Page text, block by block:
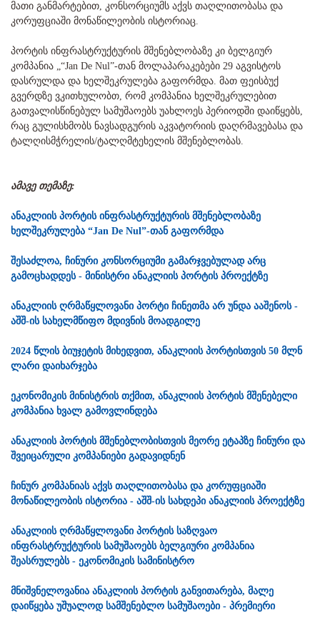
მათი განმარტებით, კონსორციუმს აქვს თაღლითობასა და
კორუფციაში მონაწილეობის ისტორიაც.
პორტის ინფრასტრუქტურის მშენებლობაზე კი ბელგიურ
კომპანია „“Jan De Nul”-თან მოლაპარაკებები 29 აგვისტოს
დასრულდა და ხელშეკრულება გაფორმდა. მათ ფეისბუქ
გვერდზე ვკითხულობთ, რომ კომპანია ხელშეკრულებით
გათვალისწინებულ სამუშაოებს უახლოეს პერიოდში დაიწყებს,
რაც გულისხმობს ნავსადგურის აკვატორიის დაღრმავებასა და
ტალღისმჭრელის/ტალღმტეხელის მშენებლობას.
ამავე თემაზე:
ანაკლიის პორტის ინფრასტრუქტურის მშენებლობაზე
ხელშეკრულება “Jan De Nul”-თან გაფორმდა
შესაძლოა, ჩინური კონსორციუმი გამარჯვებულად არც
გამოცხადდეს - მინისტრი ანაკლიის პორტის პროექტზე
ანაკლიის ღრმაწყლოვანი პორტი ჩინეთმა არ უნდა ააშენოს -
აშშ-ის სახელმწიფო მდივნის მოადგილე
2024 წლის ბიუჯეტის მიხედვით, ანაკლიის პორტისთვის 50 მლნ
ლარი დაიხარჯება
ეკონომიკის მინისტრის თქმით, ანაკლიის პორტის მშენებელი
კომპანია ხვალ გამოვლინდება
ანაკლიის პორტის მშენებლობისთვის მეორე ეტაპზე ჩინური და
შვეიცარული კომპანიები გადავიდნენ
ჩინურ კომპანიას აქვს თაღლითობასა და კორუფციაში
მონაწილეობის ისტორია - აშშ-ის სახდეპი ანაკლიის პროექტზე
ანაკლიის ღრმაწყლოვანი პორტის საზღვაო
ინფრასტრუქტურის სამუშაოებს ბელგიური კომპანია
შეასრულებს - ეკონომიკის სამინისტრო
მნიშვნელოვანია ანაკლიის პორტის განვითარება, მალე
დაიწყება უშუალოდ სამშენებლო სამუშაოები - პრემიერი